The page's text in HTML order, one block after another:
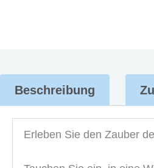
Beschreibung
Erleben Sie den Zauber